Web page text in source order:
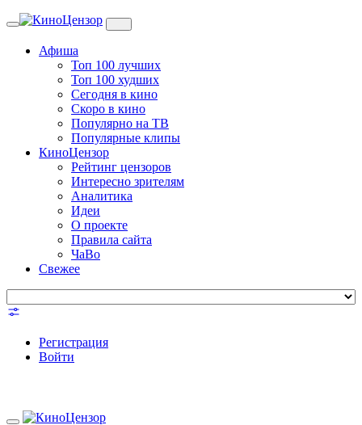
Toggle
Афиша
Топ 100 лучших
Топ 100 худших
Сегодня в кино
Скоро в кино
Популярно на ТВ
Популярные клипы
КиноЦензор
Рейтинг цензоров
Интересно зрителям
Аналитика
Идеи
О проекте
Правила сайта
ЧаВо
Свежее
Регистрация
Войти